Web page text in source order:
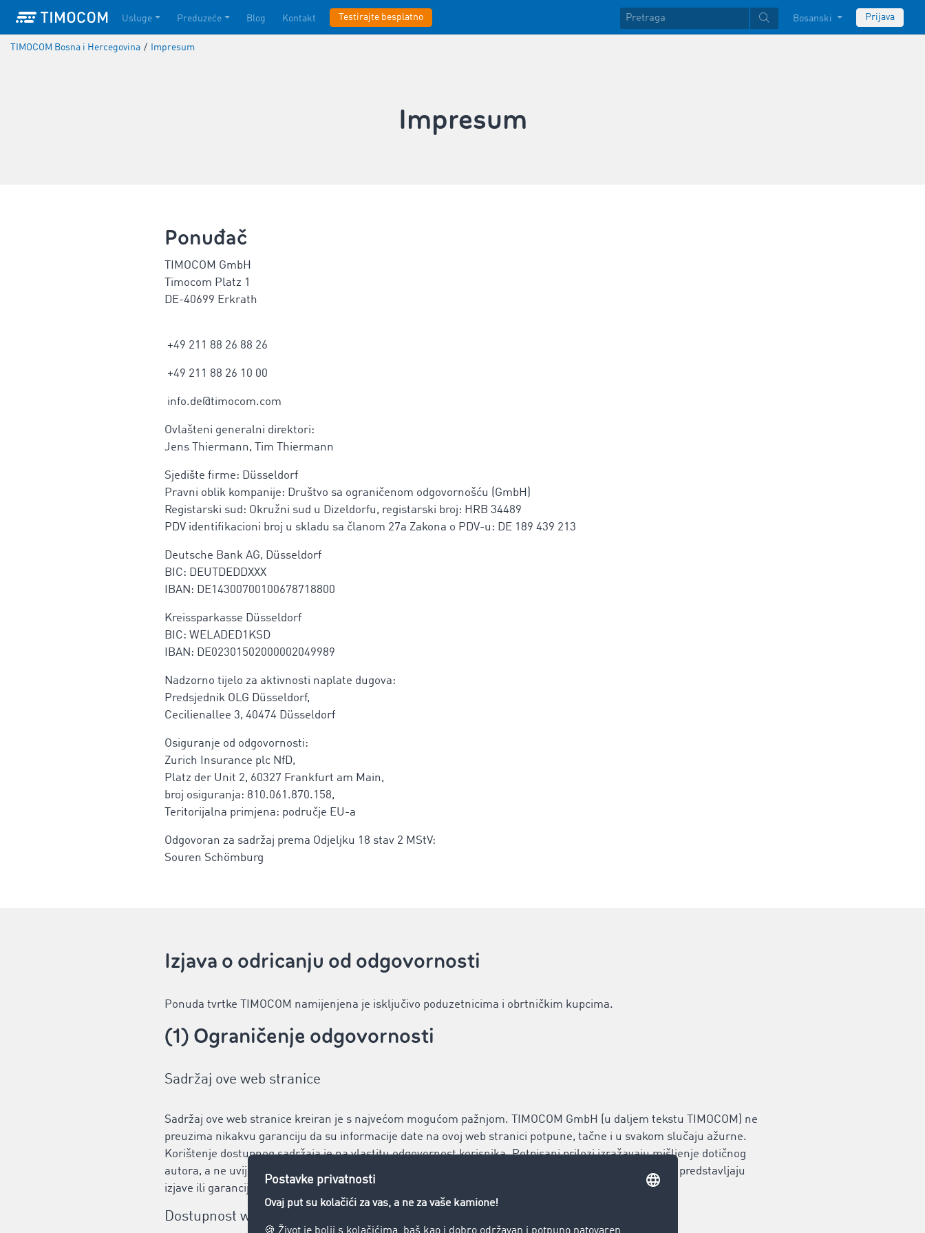
Usluge Preduzeće Blog Kontakt Testirajte besplatno Bosanski Prijava
TIMOCOM Bosna i Hercegovina / Impresum
Impresum
Ponuđač
TIMOCOM GmbH
Timocom Platz 1
DE-40699 Erkrath
+49 211 88 26 88 26
+49 211 88 26 10 00
info.de@timocom.com
Ovlašteni generalni direktori:
Jens Thiermann, Tim Thiermann
Sjedište firme: Düsseldorf
Pravni oblik kompanije: Društvo sa ograničenom odgovornošću (GmbH)
Registarski sud: Okružni sud u Dizeldorfu, registarski broj: HRB 34489
PDV identifikacioni broj u skladu sa članom 27a Zakona o PDV-u: DE 189 439 213
Deutsche Bank AG, Düsseldorf
BIC: DEUTDEDDXXX
IBAN: DE14300700100678718800
Kreissparkasse Düsseldorf
BIC: WELADED1KSD
IBAN: DE02301502000002049989
Nadzorno tijelo za aktivnosti naplate dugova:
Predsjednik OLG Düsseldorf,
Cecilienallee 3, 40474 Düsseldorf
Osiguranje od odgovornosti:
Zurich Insurance plc NfD,
Platz der Unit 2, 60327 Frankfurt am Main,
broj osiguranja: 810.061.870.158,
Teritorijalna primjena: područje EU-a
Odgovoran za sadržaj prema Odjeljku 18 stav 2 MStV:
Souren Schömburg
Izjava o odricanju od odgovornosti
Ponuda tvrtke TIMOCOM namijenjena je isključivo poduzetnicima i obrtničkim kupcima.
(1) Ograničenje odgovornosti
Sadržaj ove web stranice
Sadržaj ove web stranice kreiran je s najvećom mogućom pažnjom. TIMOCOM GmbH (u daljem tekstu TIMOCOM) ne
preuzima nikakvu garanciju da su informacije date na ovoj web stranici potpune, tačne i u svakom slučaju ažurne.
Korištenje dostupnog sadržaja je na vlastitu odgovornost korisnika. Potpisani prilozi izražavaju mišljenje dotičnog
autora, a ne uvijek mišljenje tvrtke TIMOCOM. Informacije na ovoj web stranici ni u kojem slučaju ne predstavljaju
izjave ili garancije, čak ni prećutne, u vezi s TIMOCOM-ovim uslugama ili proizvodima.
Dostupnost web stranice